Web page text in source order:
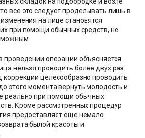
все это следует проделывать лишь в
на лице становятся
при помощи обычных средств, не
проведении операции объясняется
нельзя проводить более двух раз.
коррекции целесообразно проводить
этого момента вернуть молодость и
реально при помощи обычных
Кроме рассмотренных процедур
предоставляет еще немало
былой красоты и
.